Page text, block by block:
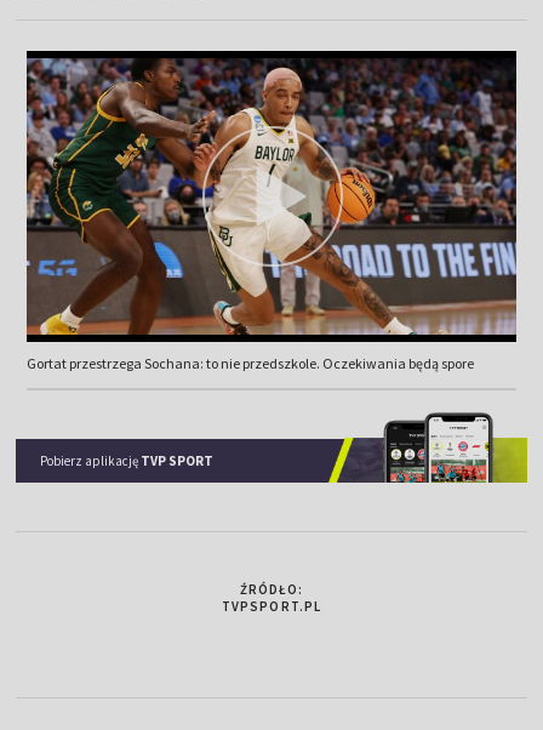
Gortat przestrzega Sochana: to nie przedszkole. Oczekiwania będą spore
Pobierz aplikację TVP SPORT
ŹRÓDŁO:
TVPSPORT.PL